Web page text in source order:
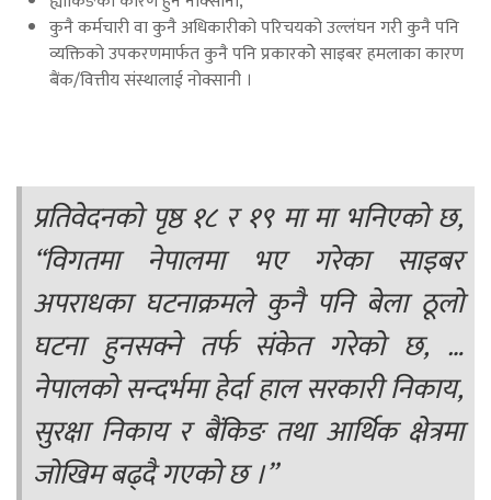
कुनै कर्मचारी वा कुनै अधिकारीको परिचयको उल्लंघन गरी कुनै पनि
व्यक्तिको उपकरणमार्फत कुनै पनि प्रकारकोे साइबर हमलाका कारण
बैंक/वित्तीय संस्थालाई नोक्सानी ।
प्रतिवेदनको पृष्ठ १८ र १९ मा मा भनिएको छ,
“विगतमा नेपालमा भए गरेका साइबर
अपराधका घटनाक्रमले कुनै पनि बेला ठूलो
घटना हुनसक्ने तर्फ संकेत गरेको छ, …
नेपालको सन्दर्भमा हेर्दा हाल सरकारी निकाय,
सुरक्षा निकाय र बैंकिङ तथा आर्थिक क्षेत्रमा
जोखिम बढ्दै गएको छ ।”